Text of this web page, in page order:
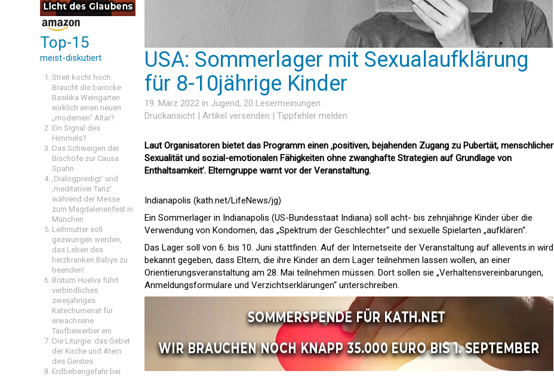
Top-15
meist-diskutiert
Streit kocht hoch:
Braucht die barocke
Basilika Weingarten
wirklich einen neuen
„modernen“ Altar?
Ein Signal des
Himmels?
Das Schweigen der
Bischöfe zur Causa
Spahn
‚Dialogpredigt‘ und
‚meditativer Tanz’
während der Messe
zum Magdalenenfest in
München
Leihmutter soll
gezwungen werden,
das Leben des
herzkranken Babys zu
beenden!
Bistum Huelva führt
verbindliches
zweijähriges
Katechumenat für
erwachsene
Taufbewerber ein
Die Liturgie: das Gebet
der Kirche und Atem
des Geistes
Erdbebengefahr bei
USA: Sommerlager mit Sexualaufklärung
für 8-10jährige Kinder
19. März 2022 in Jugend, 20 Lesermeinungen
Druckansicht | Artikel versenden | Tippfehler melden
Laut Organisatoren bietet das Programm einen ‚positiven, bejahenden Zugang zu Pubertät, menschlicher
Sexualität und sozial-emotionalen Fähigkeiten ohne zwanghafte Strategien auf Grundlage von
Enthaltsamkeit’. Elterngruppe warnt vor der Veranstaltung.
Indianapolis (kath.net/LifeNews/jg)
Ein Sommerlager in Indianapolis (US-Bundesstaat Indiana) soll acht- bis zehnjährige Kinder über die
Verwendung von Kondomen, das „Spektrum der Geschlechter“ und sexuelle Spielarten „aufklären“.
Das Lager soll von 6. bis 10. Juni stattfinden. Auf der Internetseite der Veranstaltung auf allevents.in wird
bekannt gegeben, dass Eltern, die ihre Kinder an dem Lager teilnehmen lassen wollen, an einer
Orientierungsveranstaltung am 28. Mai teilnehmen müssen. Dort sollen sie „Verhaltensvereinbarungen,
Anmeldungsformulare und Verzichtserklärungen“ unterschreiben.